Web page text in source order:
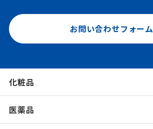
お問い合わせフォーム
化粧品
化粧品トップ
医薬品